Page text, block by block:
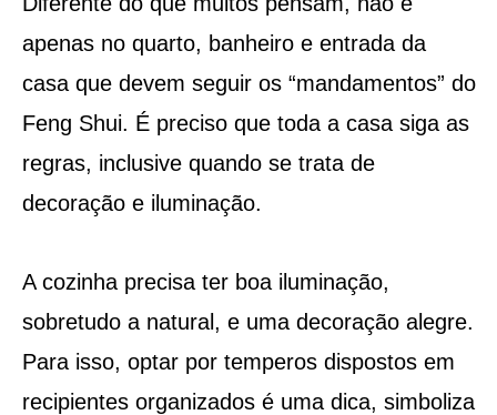
apenas no quarto, banheiro e entrada da
casa que devem seguir os “mandamentos” do
Feng Shui. É preciso que toda a casa siga as
regras, inclusive quando se trata de
decoração e iluminação.
A cozinha precisa ter boa iluminação,
sobretudo a natural, e uma decoração alegre.
Para isso, optar por temperos dispostos em
recipientes organizados é uma dica, simboliza